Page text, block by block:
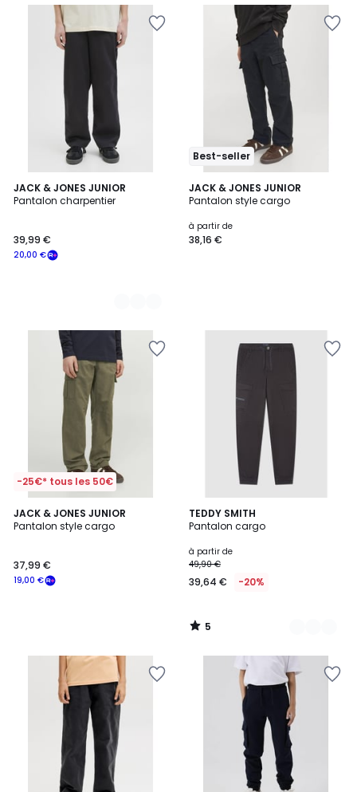
JACK & JONES JUNIOR
Pantalon charpentier
20,00 €
39,99 €
2
Couleurs
Best-seller
JACK & JONES JUNIOR
Pantalon style cargo
à partir de
38,16 €
-25€* tous les 50€
JACK & JONES JUNIOR
Pantalon style cargo
19,00 €
37,99 €
TEDDY SMITH
Pantalon cargo
à partir de
49,90 €
39,64 € -20%
5
/
3
Couleurs
5
/